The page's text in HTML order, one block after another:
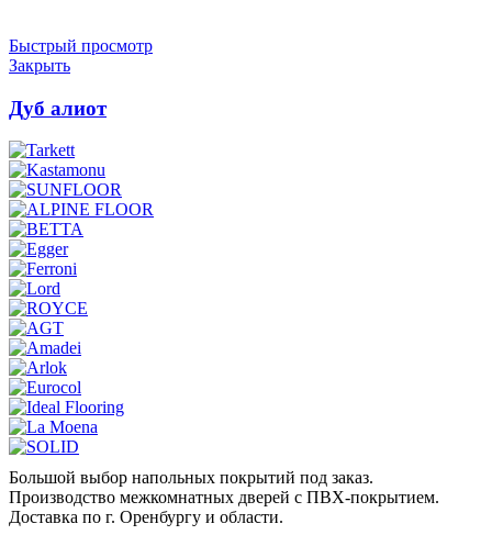
Быстрый просмотр
Закрыть
Дуб алиот
Большой выбор напольных покрытий под заказ.
Производство межкомнатных дверей с ПВХ-покрытием.
Доставка по г. Оренбургу и области.